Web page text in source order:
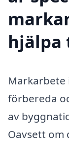
hjälpa
Markarbete
förbereda
av
Oavsett om